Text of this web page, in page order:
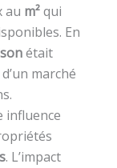
au m²qui
En
était
marché
influence
. L’impact